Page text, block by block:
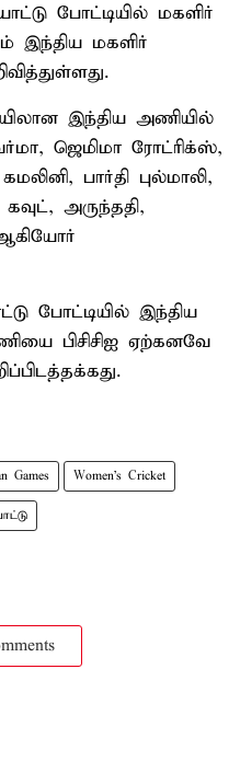
போட்டியில் மகளிர்
இந்திய மகளிர்
இந்திய அணியில்
ஜெமிமா ரோட்ரிக்ஸ்,
பார்தி புல்மாலி,
அருந்ததி,
போட்டியில் இந்திய
பிசிசிஐ ஏற்கனவே
Games Women's Cricket